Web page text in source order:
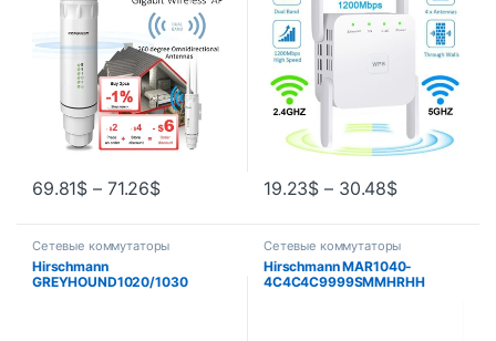
удлинитель Wi-Fi дальнего
действия
69.81$ – 71.26$
действия
19.23$ – 30.48$
Сетевые коммутаторы
Hirschmann
GREYHOUND1020/1030
Сетевые коммутаторы
Hirschmann MAR1040-
4C4C4C9999SMMHRHH